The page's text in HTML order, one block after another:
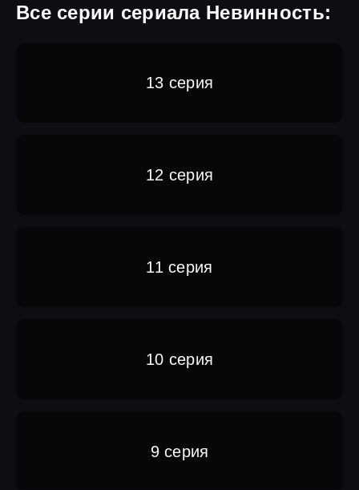
Все серии сериала Невинность:
13 серия
12 серия
11 серия
10 серия
9 серия